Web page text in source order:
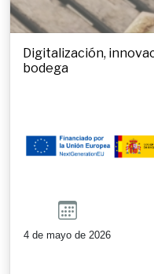
Digitalización,
bodega
4 de mayo de 2026